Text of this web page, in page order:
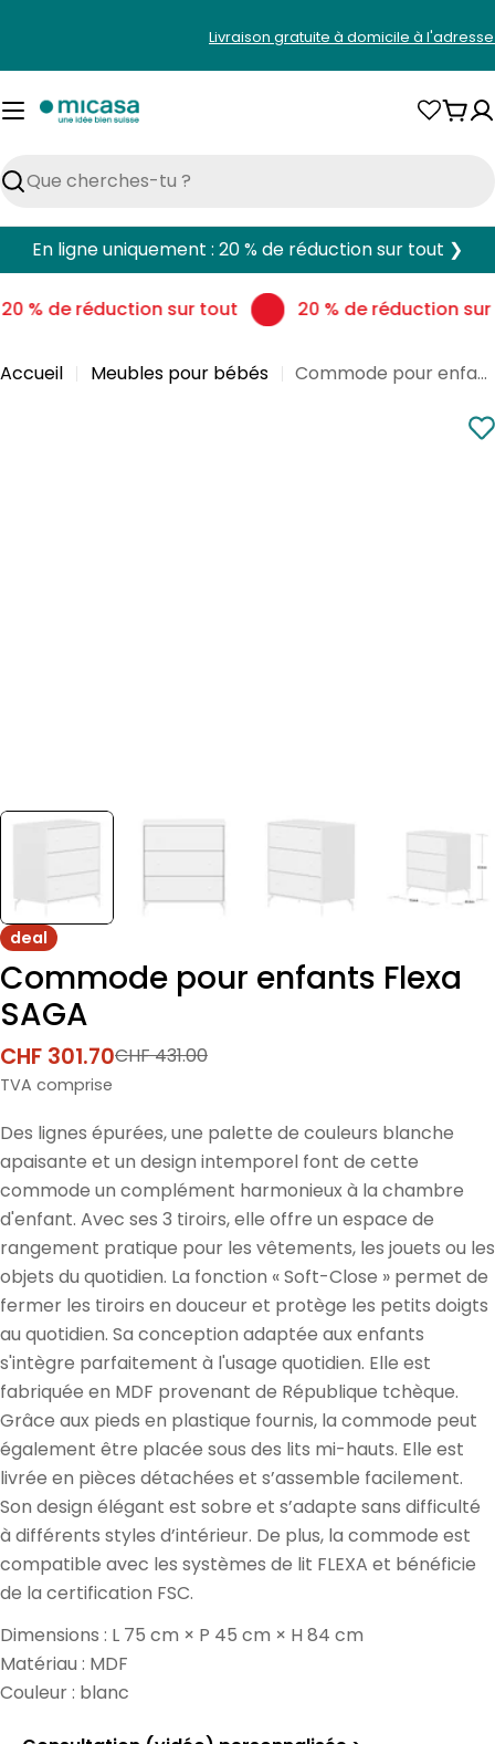
contenu
Livraison gratuite à domicile à
Rechercher
En ligne uniquement : 20 % de réduction sur tout ❯
% de réduction sur tout 20 % de réduction sur
Accueil Meubles pour bébés Commode pour enfants Flexa SAGA
deal
Commode pour enfants Flexa
SAGA
Prix
de
CHF 301.70
Prix
normal
CHF 431.00
TVA comprise
Des lignes épurées, une palette de couleurs blanche
apaisante et un design intemporel font de cette
commode un complément harmonieux à la chambre
d'enfant. Avec ses 3 tiroirs, elle offre un espace de
rangement pratique pour les vêtements, les jouets ou les
objets du quotidien. La fonction « Soft-Close » permet de
fermer les tiroirs en douceur et protège les petits doigts
au quotidien. Sa conception adaptée aux enfants
s'intègre parfaitement à l'usage quotidien. Elle est
fabriquée en MDF provenant de République tchèque.
Grâce aux pieds en plastique fournis, la commode peut
également être placée sous des lits mi-hauts. Elle est
livrée en pièces détachées et s’assemble facilement.
Son design élégant est sobre et s’adapte sans difficulté
à différents styles d’intérieur. De plus, la commode est
compatible avec les systèmes de lit FLEXA et bénéficie
de la certification FSC.
Dimensions : L 75 cm × P 45 cm × H 84 cm
Matériau : MDF
Couleur : blanc